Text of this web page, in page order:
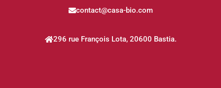
contact@casa-bio.com
296 rue François Lota, 20600 Bastia.